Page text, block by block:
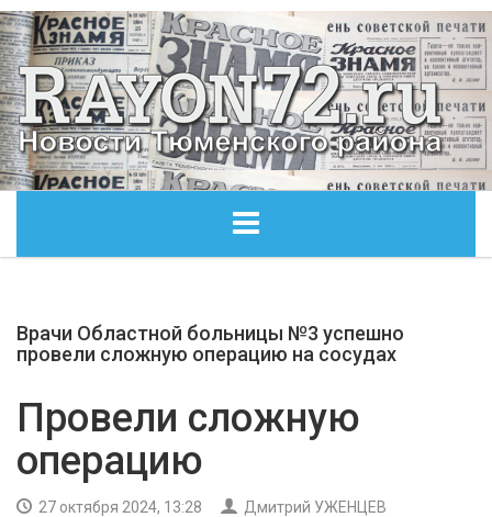
ОБЩЕСТВО
КУЛЬТУРА
БЕЗОПАСНОСТЬ
Врачи Областной больницы №3 успешно
провели сложную операцию на сосудах
Провели сложную
операцию
27 октября 2024, 13:28
Дмитрий УЖЕНЦЕВ